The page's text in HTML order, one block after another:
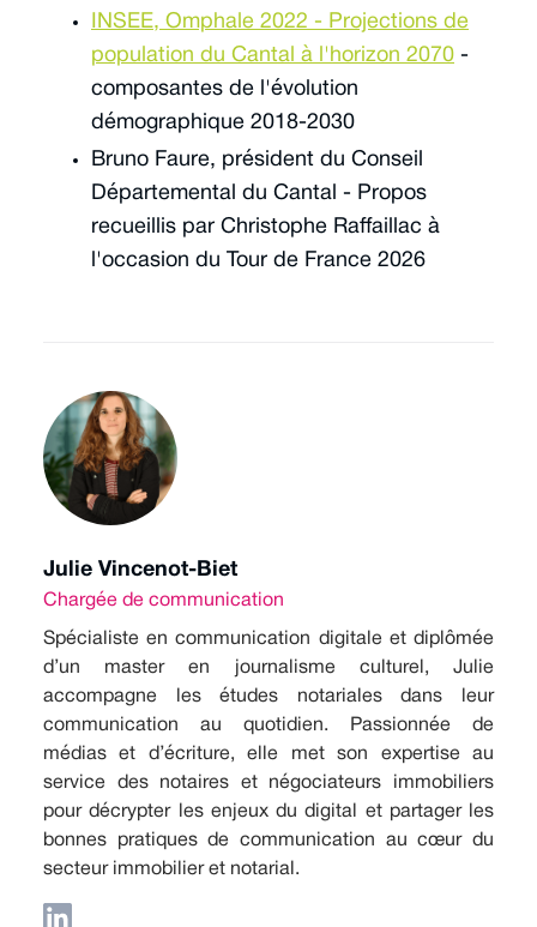
INSEE, Omphale 2022 - Projections de
population du Cantal à l'horizon 2070 -
composantes de l'évolution
démographique 2018-2030
Bruno Faure, président du Conseil
Départemental du Cantal - Propos
recueillis par Christophe Raffaillac à
l'occasion du Tour de France 2026
Julie Vincenot-Biet
Chargée de communication
Spécialiste en communication digitale et diplômée
d’un master en journalisme culturel, Julie
accompagne les études notariales dans leur
communication au quotidien. Passionnée de
médias et d’écriture, elle met son expertise au
service des notaires et négociateurs immobiliers
pour décrypter les enjeux du digital et partager les
bonnes pratiques de communication au cœur du
secteur immobilier et notarial.